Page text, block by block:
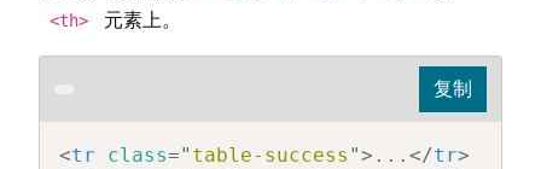
<th> 元素上。
<tr class=" table-success "> ... </tr>